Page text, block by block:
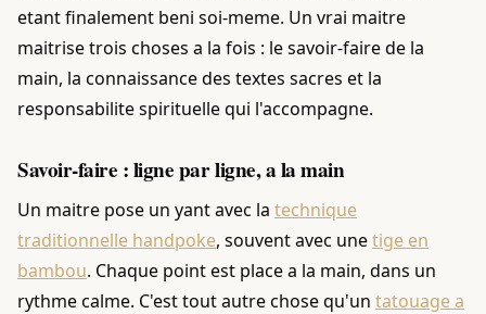
etant finalement beni soi-meme. Un vrai maitre
maitrise trois choses a la fois : le savoir-faire de la
main, la connaissance des textes sacres et la
responsabilite spirituelle qui l'accompagne.
Savoir-faire : ligne par ligne, a la main
Un maitre pose un yant avec la technique
traditionnelle handpoke, souvent avec unetige en
bambou. Chaque point est place a la main, dans un
rythme calme. C'est tout autre chose qu'un tatouage a